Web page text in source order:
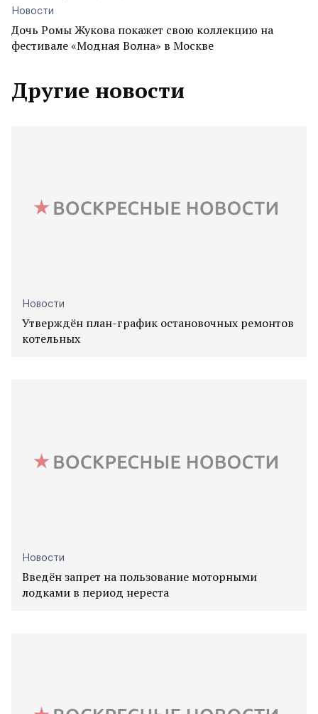
Новости
Дочь Ромы Жукова покажет свою коллекцию на
фестивале «Модная Волна» в Москве
Другие новости
Новости
Утверждён план-график остановочных ремонтов
котельных
Новости
Введён запрет на пользование моторными
лодками в период нереста